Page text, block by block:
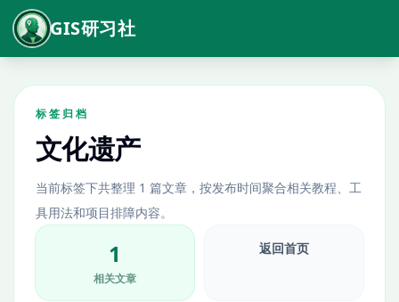
GIS研习社
标签归档
文化遗产
当前标签下共整理 1 篇文章，按发布时间聚合相关教程、工
具用法和项目排障内容。
1
相关文章
返回首页